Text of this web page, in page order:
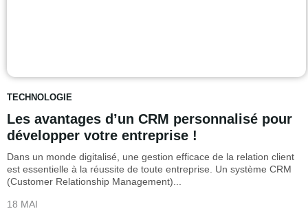
TECHNOLOGIE
Les avantages d’un CRM personnalisé pour
développer votre entreprise !
Dans un monde digitalisé, une gestion efficace de la relation client
est essentielle à la réussite de toute entreprise. Un système CRM
(Customer Relationship Management)...
18 MAI